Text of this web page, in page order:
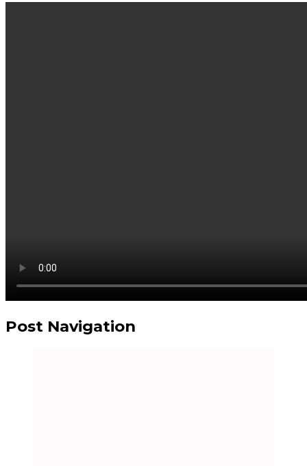
Post Navigation